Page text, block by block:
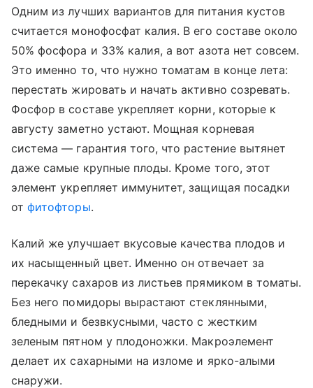
Одним из лучших вариантов для питания кустов
считается монофосфат калия. В его составе около
50% фосфора и 33% калия, а вот азота нет совсем.
Это именно то, что нужно томатам в конце лета:
перестать жировать и начать активно созревать.
Фосфор в составе укрепляет корни, которые к
августу заметно устают. Мощная корневая
система — гарантия того, что растение вытянет
даже самые крупные плоды. Кроме того, этот
элемент укрепляет иммунитет, защищая посадки
отфитофторы.
Калий же улучшает вкусовые качества плодов и
их насыщенный цвет. Именно он отвечает за
перекачку сахаров из листьев прямиком в томаты.
Без него помидоры вырастают стеклянными,
бледными и безвкусными, часто с жестким
зеленым пятном у плодоножки. Макроэлемент
делает их сахарными на изломе и ярко-алыми
снаружи.